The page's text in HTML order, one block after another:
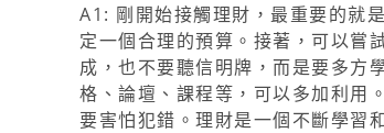
A1: 剛開始接觸理財，最重要的就
定一個合理的預算。接著，可以嘗
成，也不要聽信明牌，而是要多方
格、論壇、課程等，可以多加利用
要害怕犯錯。理財是一個不斷學習